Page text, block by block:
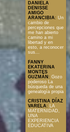
DANIELA
DENISSE
AMIGO
ARANCIBIA: Un
cambio de
percepciones que
me han abierto
camino a mi
libertad y en
esto, a reconocer
sus...
FANNY
EKATERINA
MONTES
GUZMÁN : Gozo
poderoso La
búsqueda de una
genealogía propia
CRISTINA DÍAZ
VARELA: LA
MATERNIDAD,
UNA
EXPERIENCIA
EDUCATIVA